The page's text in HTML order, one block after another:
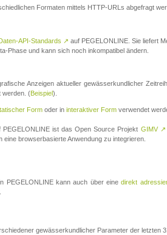
Formaten mittels HTTP-URLs abgefragt
API-Standards ↗ auf PEGELONLINE. Sie liefert
Phase und kann sich noch inkompatibel ändern.
Anzeigen aktueller gewässerkundlicher
werden. (Beispiel).
Form oder in interaktiver Form verwendet
ist das Open Source Projekt GIMV ↗
browserbasierte Anwendung zu integrieren.
PEGELONLINE kann auch über einedirekt
gewässerkundlicher Parameter der letzten